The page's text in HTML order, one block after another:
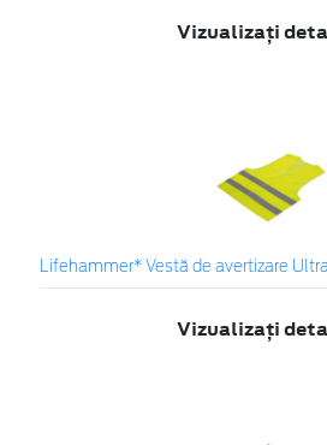
Vizualizați
Lifehammer* Vestă de avertizare
Vizualizați